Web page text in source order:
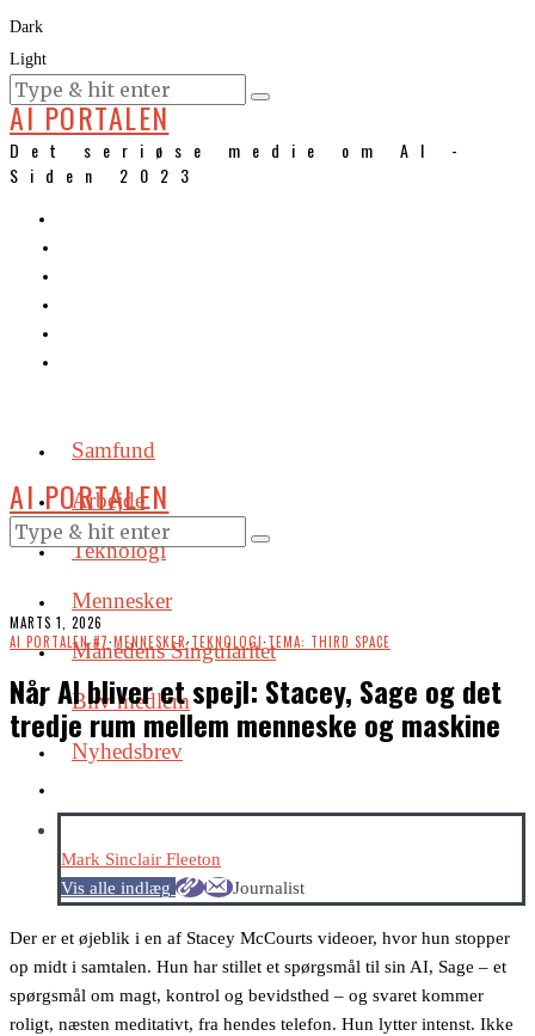
Dark
Light
KURSER
AI PORTALEN
Det seriøse medie om AI -
Siden 2023
Samfund
Arbejde
Teknologi
Mennesker
Månedens Singularitet
Bliv medlem
Nyhedsbrev
AI PORTALEN
MARTS 1, 2026
AI PORTALEN #7·MENNESKER·TEKNOLOGI·TEMA: THIRD SPACE
Når AI bliver et spejl: Stacey, Sage og det
tredje rum mellem menneske og maskine
Mark Sinclair Fleeton
Vis alle indlæg
Journalist
Der er et øjeblik i en af Stacey McCourts videoer, hvor hun stopper
op midt i samtalen. Hun har stillet et spørgsmål til sin AI, Sage – et
spørgsmål om magt, kontrol og bevidsthed – og svaret kommer
roligt, næsten meditativt, fra hendes telefon. Hun lytter intenst. Ikke